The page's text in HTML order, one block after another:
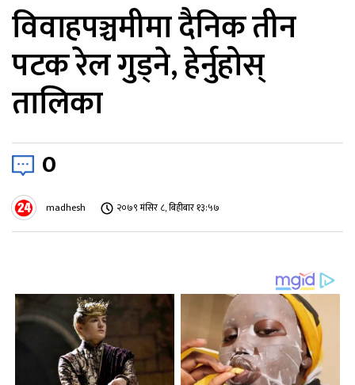
विवाहपञ्चमीमा दैनिक तीन
पटक रेल गुड्ने, हेर्नुहोस्
तालिका
0
madhesh २०७९ मंसिर ८, बिहीबार १३:५७